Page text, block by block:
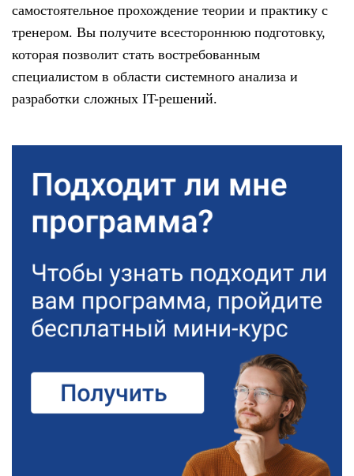
самостоятельное прохождение теории и практику с
тренером. Вы получите всестороннюю подготовку,
которая позволит стать востребованным
специалистом в области системного анализа и
разработки сложных IT-решений.